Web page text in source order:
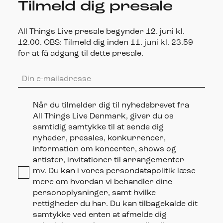
Tilmeld dig presale
All Things Live presale begynder 12. juni kl.
12.00. OBS: Tilmeld dig inden 11. juni kl. 23.59
for at få adgang til dette presale.
Når du tilmelder dig til nyhedsbrevet fra
All Things Live Denmark, giver du os
samtidig samtykke til at sende dig
nyheder, presales, konkurrencer,
information om koncerter, shows og
artister, invitationer til arrangementer
mv. Du kan i vores persondatapolitik læse
mere om hvordan vi behandler dine
personoplysninger, samt hvilke
rettigheder du har. Du kan tilbagekalde dit
samtykke ved enten at afmelde dig